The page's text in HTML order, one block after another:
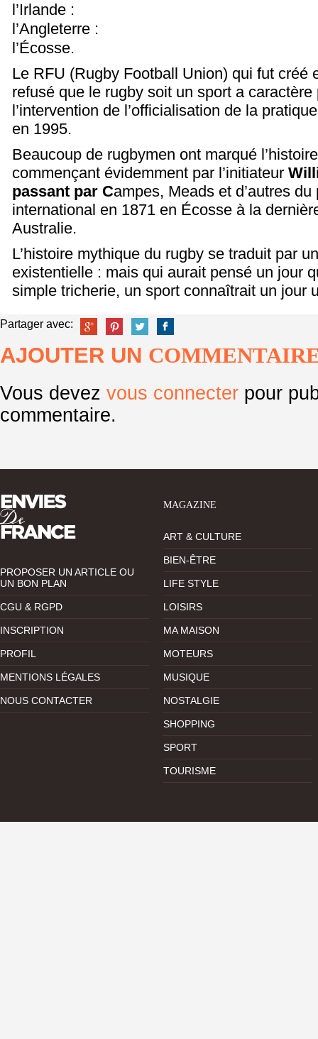
l’Irlande :
l’Angleterre :
l’Écosse.
Le RFU (Rugby Football Union) qui fut créé
refusé que le rugby soit un sport a
l’intervention de l’officialisation de la
en 1995.
Beaucoup de rugbymen ont marqué
commençant évidemment par l’initiateur
passant par Campes, Meads et d’autres
international en 1871 en Écosse à la
Australie.
L’histoire mythique du rugby se traduit par
existentielle : mais qui aurait pensé un jour
simple tricherie, un sport connaîtrait un jour
Partager avec:
AJOUTER UN
Vous devez vous connecter pour
commentaire.
PROPOSER UN ARTICLE OU
UN BON PLAN
CGU & RGPD
INSCRIPTION
PROFIL
MENTIONS LÉGALES
NOUS CONTACTER
MAGAZINE
ART & CULTURE
BIEN-ÊTRE
LIFE STYLE
LOISIRS
MA MAISON
MOTEURS
MUSIQUE
NOSTALGIE
SHOPPING
SPORT
TOURISME